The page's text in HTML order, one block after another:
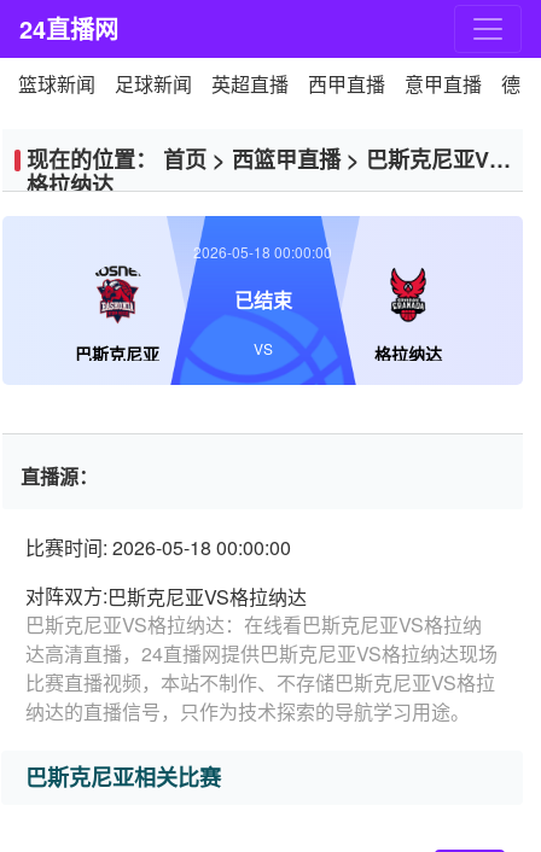
24直播网
篮球新闻 足球新闻 英超直播 西甲直播 意甲直播 德
现在的位置： 首页 > 西篮甲直播> 巴斯克尼亚VS
格拉纳达
巴斯克尼亚 格拉纳达
2026-05-18 00:00:00
已结束
VS
直播源：
比赛时间: 2026-05-18 00:00:00
对阵双方:巴斯克尼亚VS格拉纳达
巴斯克尼亚VS格拉纳达：在线看巴斯克尼亚VS格拉纳
达高清直播，24直播网提供巴斯克尼亚VS格拉纳达现场
比赛直播视频，本站不制作、不存储巴斯克尼亚VS格拉
纳达的直播信号，只作为技术探索的导航学习用途。
巴斯克尼亚相关比赛